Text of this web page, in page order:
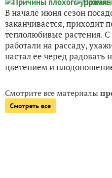
В начале июня сезон
заканчивается, приходит
теплолюбивые растения.
работали на рассаду,
настал ее черед радовать
цветением и
Смотрите все материалы
Смотреть все